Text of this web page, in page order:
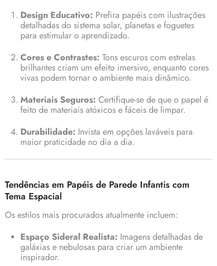
Design Educativo: Prefira papéis com ilustrações
detalhadas do sistema solar, planetas e foguetes
para estimular o aprendizado.
Cores e Contrastes: Tons escuros com estrelas
brilhantes criam um efeito imersivo, enquanto cores
vivas podem tornar o ambiente mais dinâmico.
Materiais Seguros: Certifique-se de que o papel é
feito de materiais atóxicos e fáceis de limpar.
Durabilidade: Invista em opções laváveis para
maior praticidade no dia a dia.
Tendências em Papéis de Parede Infantis com
Tema Espacial
Os estilos mais procurados atualmente incluem:
Espaço Sideral Realista: Imagens detalhadas de
galáxias e nebulosas para criar um ambiente
inspirador.